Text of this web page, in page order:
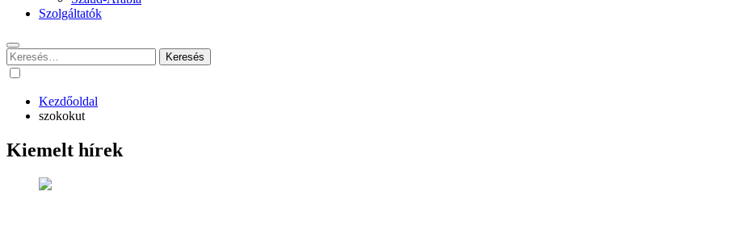
Szolgáltatók
Keresés:
Kezdőoldal
szokokut
Kiemelt hírek